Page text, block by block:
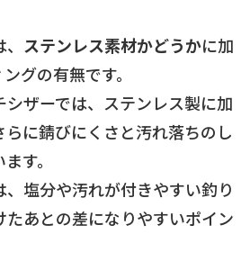
ステンレス素材かどうかに加
グの有無です。
ザーでは、ステンレス製に加
らに錆びにくさと汚れ落ちのし
す。
、塩分や汚れが付きやすい釣り
あとの差になりやすいポイン